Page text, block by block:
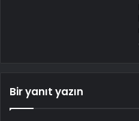
Bir yanıt yazın